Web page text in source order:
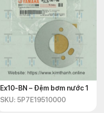
Ex10-BN – Đệm bơm nước 1
SKU: 5P7E19510000